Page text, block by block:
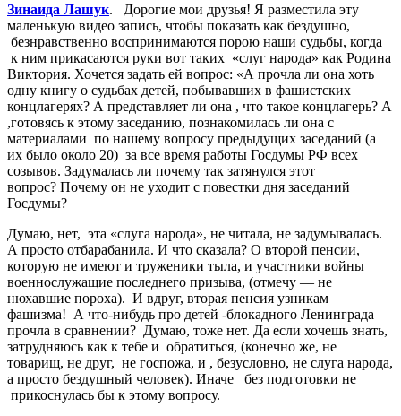
Зинаида Лашук. Дорогие мои друзья! Я разместила эту
маленькую видео запись, чтобы показать как бездушно,
безнравственно воспринимаются порою наши судьбы, когда
к ним прикасаются руки вот таких «слуг народа» как Родина
Виктория. Хочется задать ей вопрос: «А прочла ли она хоть
одну книгу о судьбах детей, побывавших в фашистских
концлагерях? А представляет ли она , что такое концлагерь? А
,готовясь к этому заседанию, познакомилась ли она с
материалами по нашему вопросу предыдущих заседаний (а
их было около 20) за все время работы Госдумы РФ всех
созывов. Задумалась ли почему так затянулся этот
вопрос? Почему он не уходит с повестки дня заседаний
Госдумы?
Думаю, нет, эта «слуга народа», не читала, не задумывалась.
А просто отбарабанила. И что сказала? О второй пенсии,
которую не имеют и труженики тыла, и участники войны
военнослужащие последнего призыва, (отмечу — не
нюхавшие пороха). И вдруг, вторая пенсия узникам
фашизма! А что-нибудь про детей -блокадного Ленинграда
прочла в сравнении? Думаю, тоже нет. Да если хочешь знать,
затрудняюсь как к тебе и обратиться, (конечно же, не
товарищ, не друг, не госпожа, и , безусловно, не слуга народа,
а просто бездушный человек). Иначе без подготовки не
прикоснулась бы к этому вопросу.